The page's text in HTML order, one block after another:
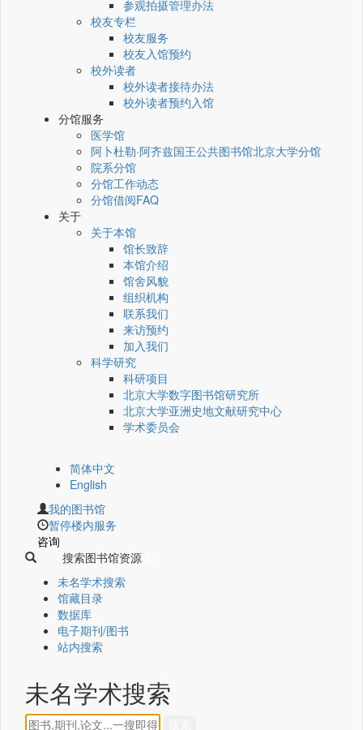
参观拍摄管理办法
校友专栏
校友服务
校友入馆预约
校外读者
校外读者接待办法
校外读者预约入馆
分馆服务
医学馆
阿卜杜勒·阿齐兹国王公共图书馆北京大学分馆
院系分馆
分馆工作动态
分馆借阅FAQ
关于
关于本馆
馆长致辞
本馆介绍
馆舍风貌
组织机构
联系我们
来访预约
加入我们
科学研究
科研项目
北京大学数字图书馆研究所
北京大学亚洲史地文献研究中心
学术委员会
简体中文
English
我的图书馆
暂停楼内服务
咨询
搜索图书馆资源
未名学术搜索
馆藏目录
数据库
电子期刊/图书
站内搜索
未名学术搜索